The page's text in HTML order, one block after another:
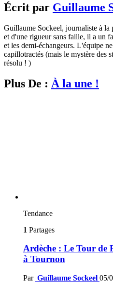
Écrit par Guillaume
Guillaume Sockeel, journaliste à
et d'une rigueur sans faille, il a un
et les demi-échangeurs. L'équipe
capillotractés (mais le mystère des
résolu ! )
Plus De : À la une !
Tendance
1 Partages
Ardèche : Le Tour de
à Tournon
Par Guillaume Sockeel 05/